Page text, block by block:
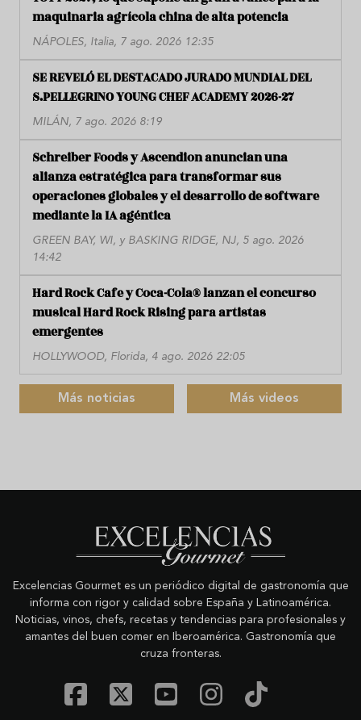
maquinaria agrícola china de alta potencia
NÁPOLES, Italia, 7 ago. 2026 12:35
SE REVELÓ EL DESTACADO JURADO MUNDIAL DEL
S.PELLEGRINO YOUNG CHEF ACADEMY 2026-27
MILÁN, 7 ago. 2026 8:19
Schreiber Foods y Ascendion anuncian una
alianza estratégica para transformar sus
operaciones globales y el desarrollo de software
mediante la IA agéntica
GREEN BAY, WI, y BASKING RIDGE, NJ, 5 ago. 2026
14:42
Hard Rock Cafe y Coca-Cola® lanzan el concurso
musical Hard Rock Rising para artistas
emergentes
HOLLYWOOD, Florida, 4 ago. 2026 22:05
Más noticias Más videos
Excelencias Gourmet es un periódico digital de gastronomía que
informa con rigor y calidad sobre España y Latinoamérica.
Noticias, vinos, chefs, recetas y tendencias para profesionales y
amantes del buen comer en Iberoamérica. Gastronomía que
cruza fronteras.